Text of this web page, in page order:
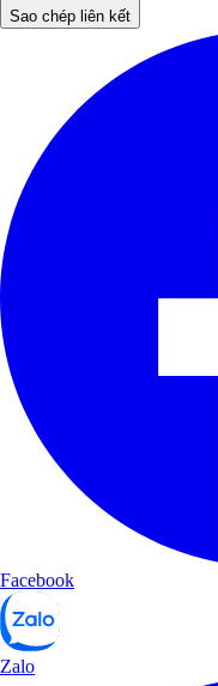
Sao chép liên kết
Facebook
Zalo